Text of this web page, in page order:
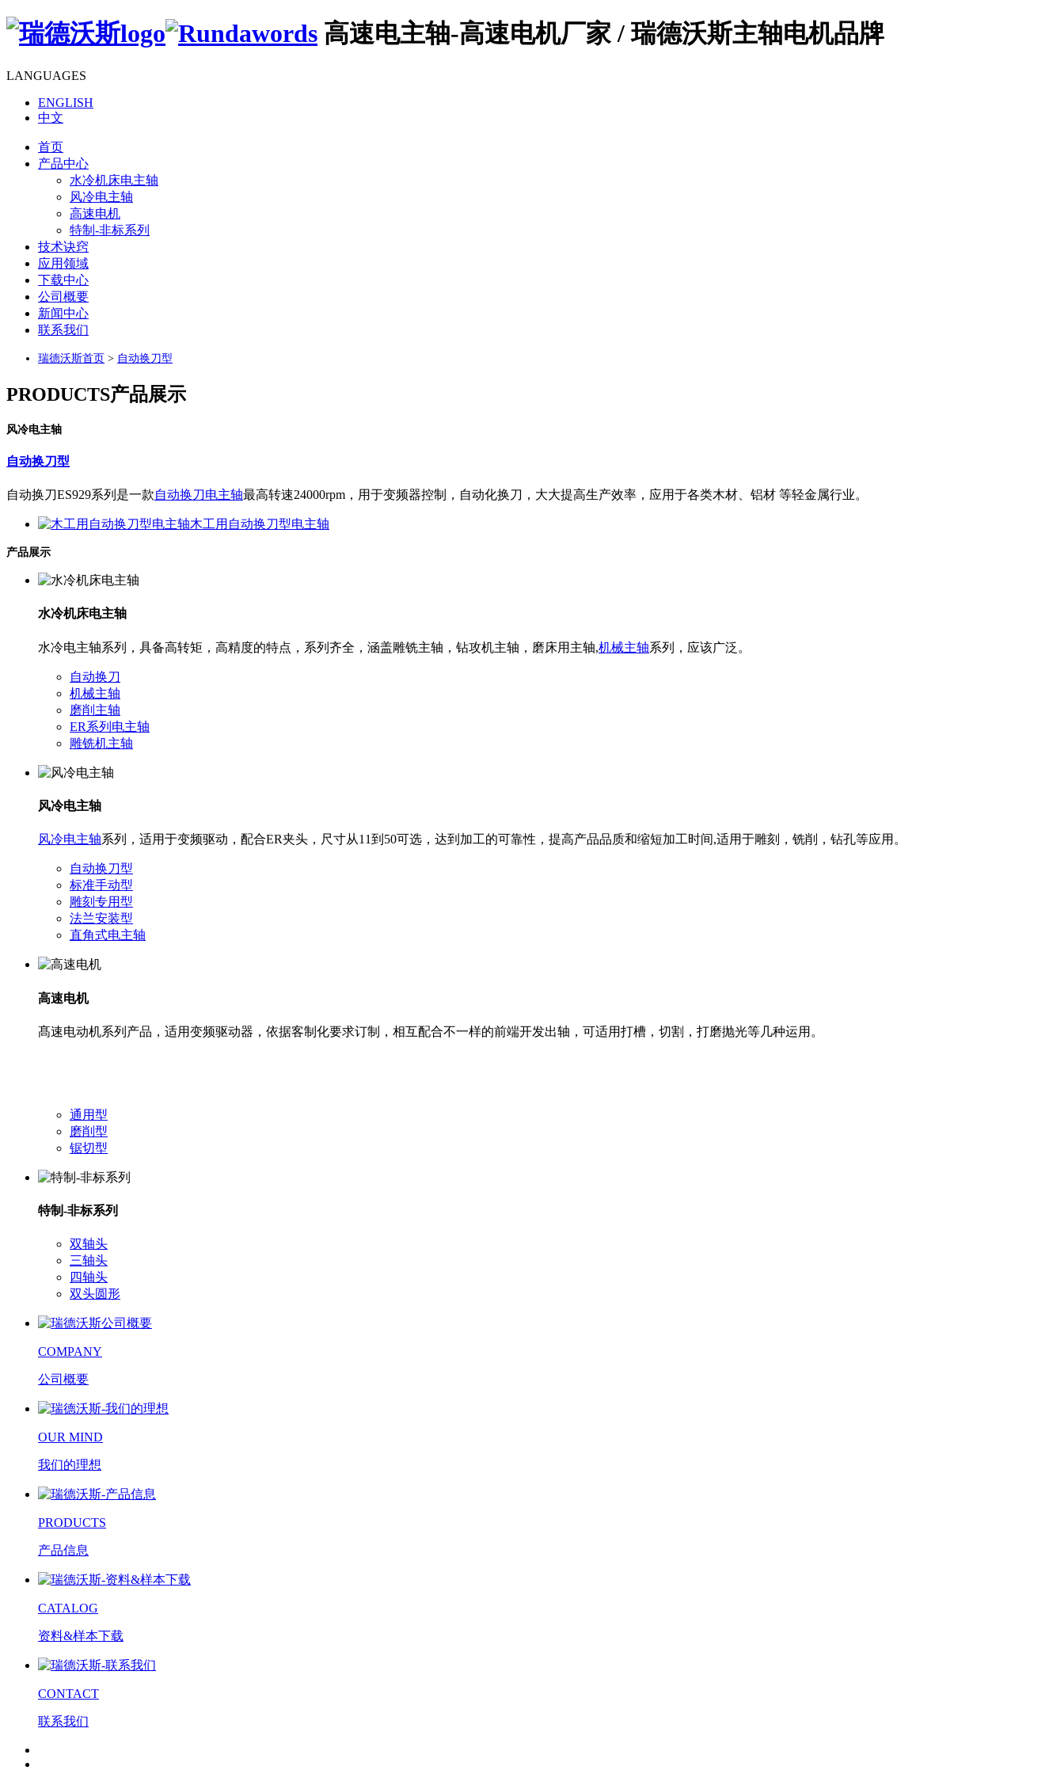
高速电主轴-高速电机厂家 / 瑞德沃斯主轴电机品牌
LANGUAGES
ENGLISH
中文
首页
产品中心
水冷机床电主轴
风冷电主轴
高速电机
特制-非标系列
技术诀窍
应用领域
下载中心
公司概要
新闻中心
联系我们
瑞德沃斯首页 > 自动换刀型
PRODUCTS产品展示
风冷电主轴
自动换刀型
自动换刀ES929系列是一款自动换刀电主轴最高转速24000rpm，用于变频器控制，自动化换刀，大大提高生产效率，应用于各类木材、铝材 等轻金属行业。
木工用自动换刀型电主轴
产品展示
水冷机床电主轴
水冷电主轴系列，具备高转矩，高精度的特点，系列齐全，涵盖雕铣主轴，钻攻机主轴，磨床用主轴,机械主轴系列，应该广泛。
自动换刀
机械主轴
磨削主轴
ER系列电主轴
雕铣机主轴
风冷电主轴
风冷电主轴系列，适用于变频驱动，配合ER夹头，尺寸从11到50可选，达到加工的可靠性，提高产品品质和缩短加工时间,适用于雕刻，铣削，钻孔等应用。
自动换刀型
标准手动型
雕刻专用型
法兰安装型
直角式电主轴
高速电机
髙速电动机系列产品，适用变频驱动器，依据客制化要求订制，相互配合不一样的前端开发出轴，可适用打槽，切割，打磨抛光等几种运用。
通用型
磨削型
锯切型
特制-非标系列
双轴头
三轴头
四轴头
双头圆形
COMPANY
公司概要
OUR MIND
我们的理想
PRODUCTS
产品信息
CATALOG
资料&样本下载
CONTACT
联系我们